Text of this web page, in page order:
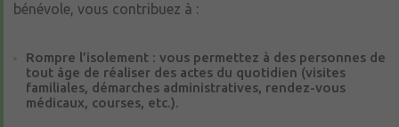
bénévole, vous contribuez à :
Rompre l’isolement : vous permettez à des personnes de
tout âge de réaliser des actes du quotidien (visites
familiales, démarches administratives, rendez-vous
médicaux, courses, etc.).